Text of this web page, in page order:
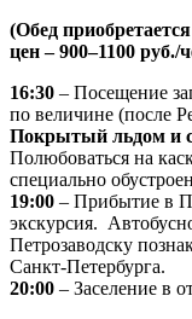
(Обед
цен – 900–1100 руб./
16:30 – Посещение
по величине (после
Покрытый льдом и
Полюбоваться на
специально
19:00 – Прибытие в
экскурсия.
Петрозаводску
Санкт-Петербурга.
20:00 – Заселение в